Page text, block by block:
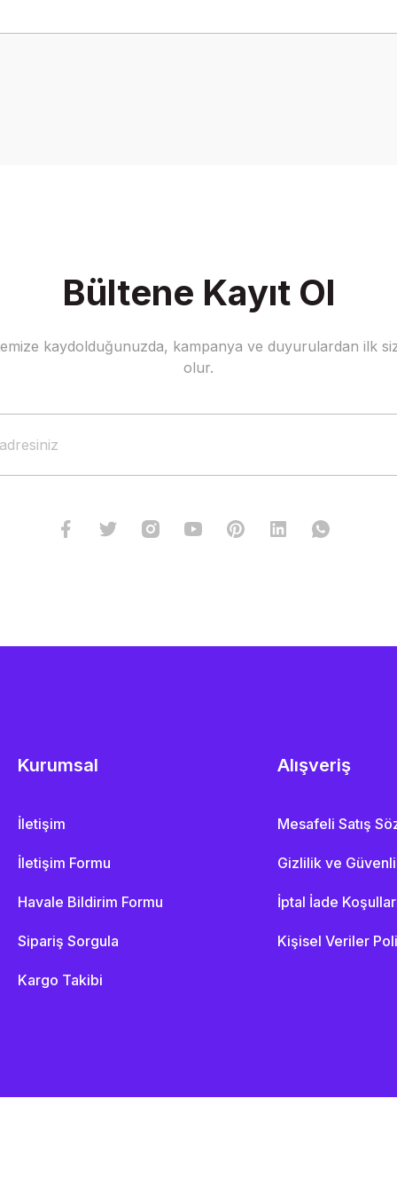
Gönder
Bültene Kayıt Ol
kaydolduğunuzda, kampanya ve duyurulardan ilk
olur.
Kurumsal
İletişim
İletişim Formu
Havale Bildirim Formu
Sipariş Sorgula
Kargo Takibi
Alışveriş
Mesafeli Satış
Gizlilik ve
İptal İade
Kişisel Veriler